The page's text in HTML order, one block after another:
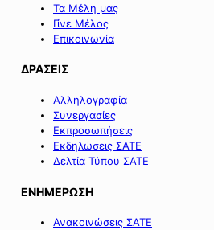
Τα Μέλη μας
Γίνε Μέλος
Επικοινωνία
ΔΡΑΣΕΙΣ
Αλληλογραφία
Συνεργασίες
Εκπροσωπήσεις
Εκδηλώσεις ΣΑΤΕ
Δελτία Τύπου ΣΑΤΕ
ΕΝΗΜΕΡΩΣΗ
Ανακοινώσεις ΣΑΤΕ